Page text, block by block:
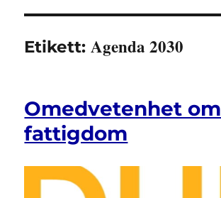
Etikett:Agenda 2030
Omedvetenhet om
fattigdom